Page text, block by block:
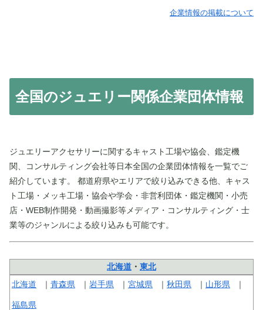
企業情報の掲載について
全国のジュエリー関係企業団体情報
ジュエリーアクセサリーに関するキャスト工場や協会、鑑定機
関、コンサルティング会社等日本全国の企業団体情報を一覧でご
紹介しています。 都道府県やエリアで絞り込みできる他、キャス
ト工場・メッキ工場・協会や学会・非営利団体・鑑定機関・小売
店・WEB制作開発・動画撮影等メディア・コンサルティング・士
業等のジャンルによる絞り込みも可能です。
北海道 ・ 東北
北海道
青森県 岩手県 宮城県 秋田県 山形県
福島県